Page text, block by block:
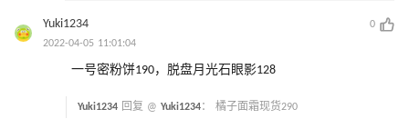
Yuki1234
0
2022-04-05 11:01:04
一号密粉饼190，脱盘月光石眼影128
Yuki1234 回复 @ Yuki1234： 橘子面霜现货290